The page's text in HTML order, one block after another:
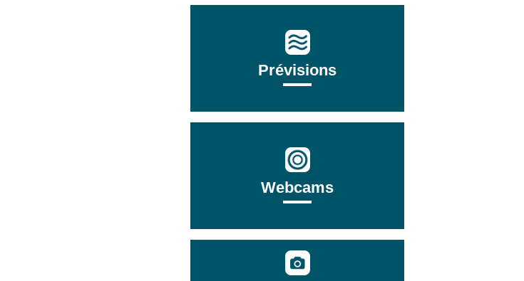
Prévisions
Webcams